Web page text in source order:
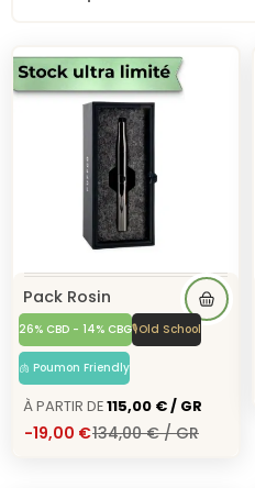
Pack Rosin
26% CBD - 14% CBG🎙️Old School
🫁 Poumon Friendly
À Partir de115,00 € / GR
-19,00 €134,00 € / GR